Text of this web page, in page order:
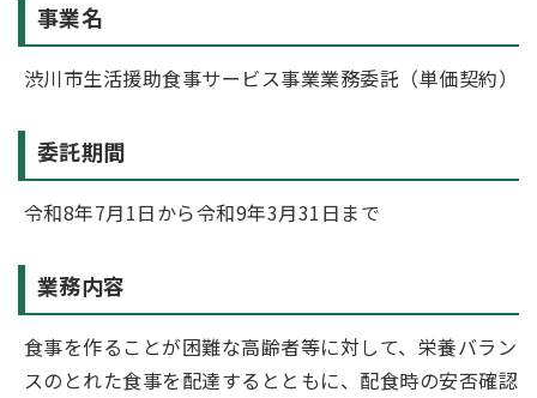
事業名
渋川市生活援助食事サービス事業業務委託（単価契約）
委託期間
令和8年7月1日から令和9年3月31日まで
業務内容
食事を作ることが困難な高齢者等に対して、栄養バラン
スのとれた食事を配達するとともに、配食時の安否確認